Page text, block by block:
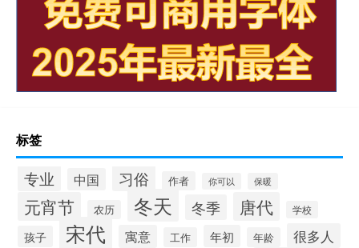
标签
专业 中国 习俗 作者 你可以 保暖
元宵节 农历 冬天 冬季 唐代 学校
孩子 宋代 寓意 工作 年初 年龄 很多人